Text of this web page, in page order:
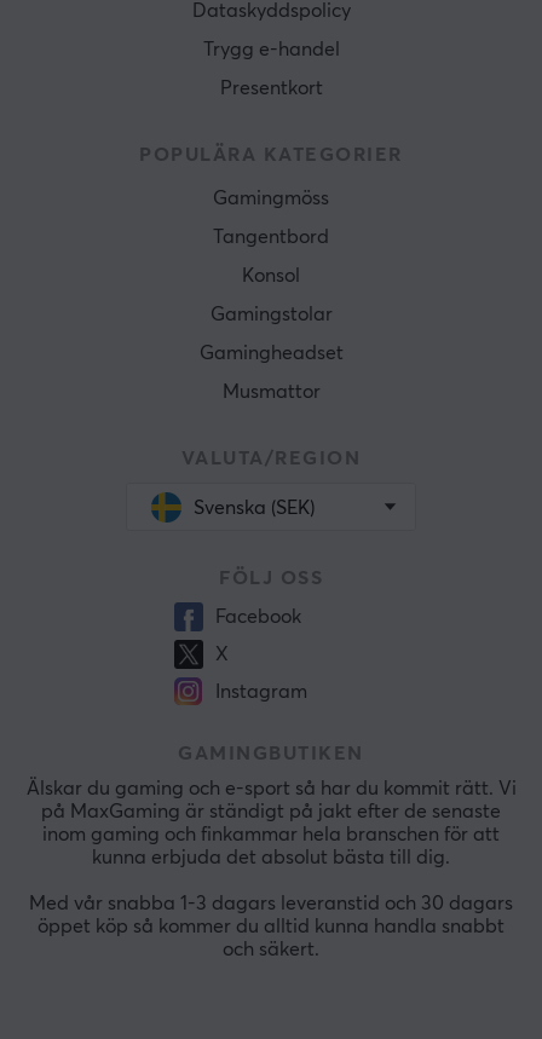
Dataskyddspolicy
Trygg e-handel
Presentkort
POPULÄRA KATEGORIER
Gamingmöss
Tangentbord
Konsol
Gamingstolar
Gamingheadset
Musmattor
VALUTA/REGION
Svenska (SEK)
FÖLJ OSS
Facebook
X
Instagram
GAMINGBUTIKEN
Älskar du gaming och e-sport så har du kommit rätt. Vi
på MaxGaming är ständigt på jakt efter de senaste
inom gaming och finkammar hela branschen för att
kunna erbjuda det absolut bästa till dig.
Med vår snabba 1-3 dagars leveranstid och 30 dagars
öppet köp så kommer du alltid kunna handla snabbt
och säkert.